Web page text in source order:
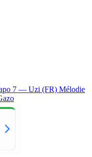
7 — Uzi (FR) Mélodie